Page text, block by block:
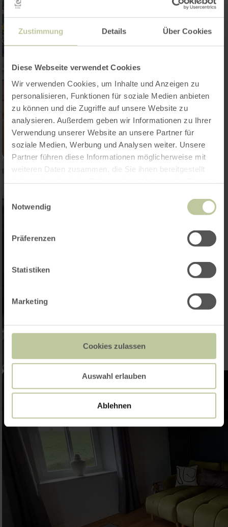
Zustimmung Details Über Cookies
Diese Webseite verwendet Cookies
Wir verwenden Cookies, um Inhalte und Anzeigen zu
personalisieren, Funktionen für soziale Medien anbieten
zu können und die Zugriffe auf unsere Website zu
analysieren. Außerdem geben wir Informationen zu Ihrer
Verwendung unserer Website an unsere Partner für
soziale Medien, Werbung und Analysen weiter. Unsere
Partner führen diese Informationen möglicherweise mit
weiteren Daten zusammen, die Sie ihnen bereitgestellt
Notwendig
Präferenzen
Statistiken
Marketing
Cookies zulassen
Auswahl erlauben
Ablehnen